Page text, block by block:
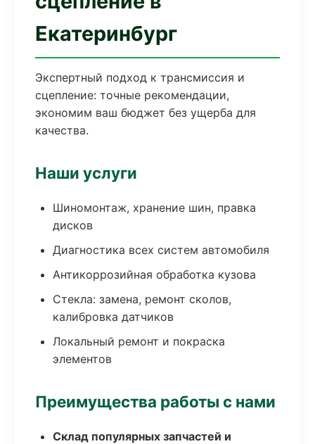
Екатеринбург
Экспертный подход к трансмиссия и
сцепление: точные рекомендации,
экономим ваш бюджет без ущерба для
качества.
Наши услуги
Шиномонтаж, хранение шин, правка
дисков
Диагностика всех систем автомобиля
Антикоррозийная обработка кузова
Стекла: замена, ремонт сколов,
калибровка датчиков
Локальный ремонт и покраска
элементов
Преимущества работы с нами
Склад популярных запчастей и